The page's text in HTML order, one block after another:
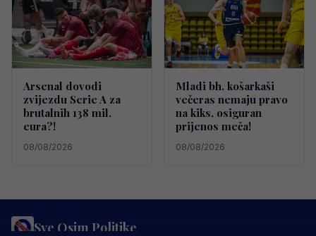
Arsenal dovodi
zvijezdu Serie A za
brutalnih 138 mil.
eura?!
08/08/2026
Mladi bh. košarkaši
večeras nemaju pravo
na kiks, osiguran
prijenos meča!
08/08/2026
Sve Osim Politike